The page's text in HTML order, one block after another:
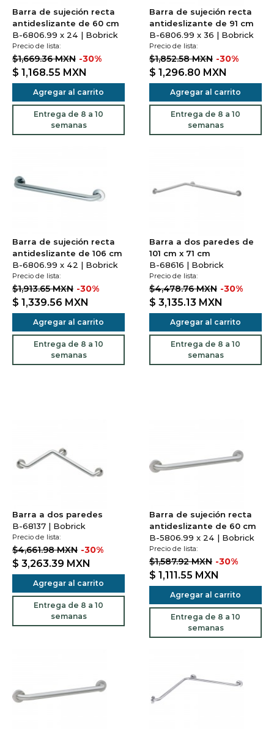
Barra de sujeción recta
antideslizante de 60 cm
B-6806.99 x 24 | Bobrick
Precio de lista:
$1,669.36 MXN -30%
$ 1,168.55 MXN
Agregar al carrito
Entrega de 8 a 10
semanas
Barra de sujeción recta
antideslizante de 91 cm
B-6806.99 x 36 | Bobrick
Precio de lista:
$1,852.58 MXN -30%
$ 1,296.80 MXN
Agregar al carrito
Entrega de 8 a 10
semanas
Barra de sujeción recta
antideslizante de 106 cm
B-6806.99 x 42 | Bobrick
Precio de lista:
$1,913.65 MXN -30%
$ 1,339.56 MXN
Agregar al carrito
Entrega de 8 a 10
semanas
Barra a dos paredes de
101 cm x 71 cm
B-68616 | Bobrick
Precio de lista:
$4,478.76 MXN -30%
$ 3,135.13 MXN
Agregar al carrito
Entrega de 8 a 10
semanas
Barra a dos paredes
B-68137 | Bobrick
Precio de lista:
$4,661.98 MXN -30%
$ 3,263.39 MXN
Agregar al carrito
Entrega de 8 a 10
semanas
Barra de sujeción recta
antideslizante de 60 cm
B-5806.99 x 24 | Bobrick
Precio de lista:
$1,587.92 MXN -30%
$ 1,111.55 MXN
Agregar al carrito
Entrega de 8 a 10
semanas